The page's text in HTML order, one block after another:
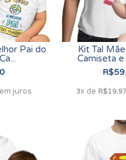
Pai do
juros
Kit Tal Mãe
Camiseta
3x de R$19,97